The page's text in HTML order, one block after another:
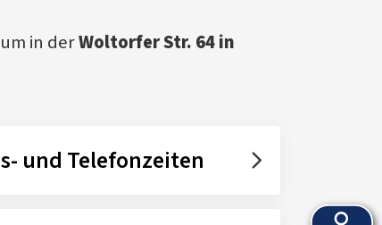
in derWoltorfer Str. 64 in
und Telefonzeiten